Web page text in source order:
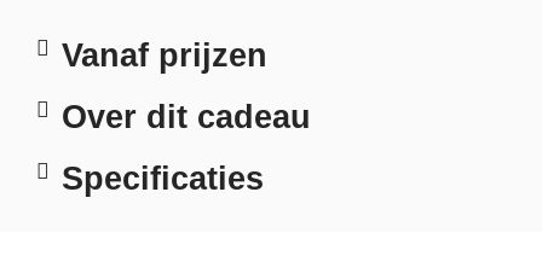
Vanaf prijzen
Over dit cadeau
Specificaties